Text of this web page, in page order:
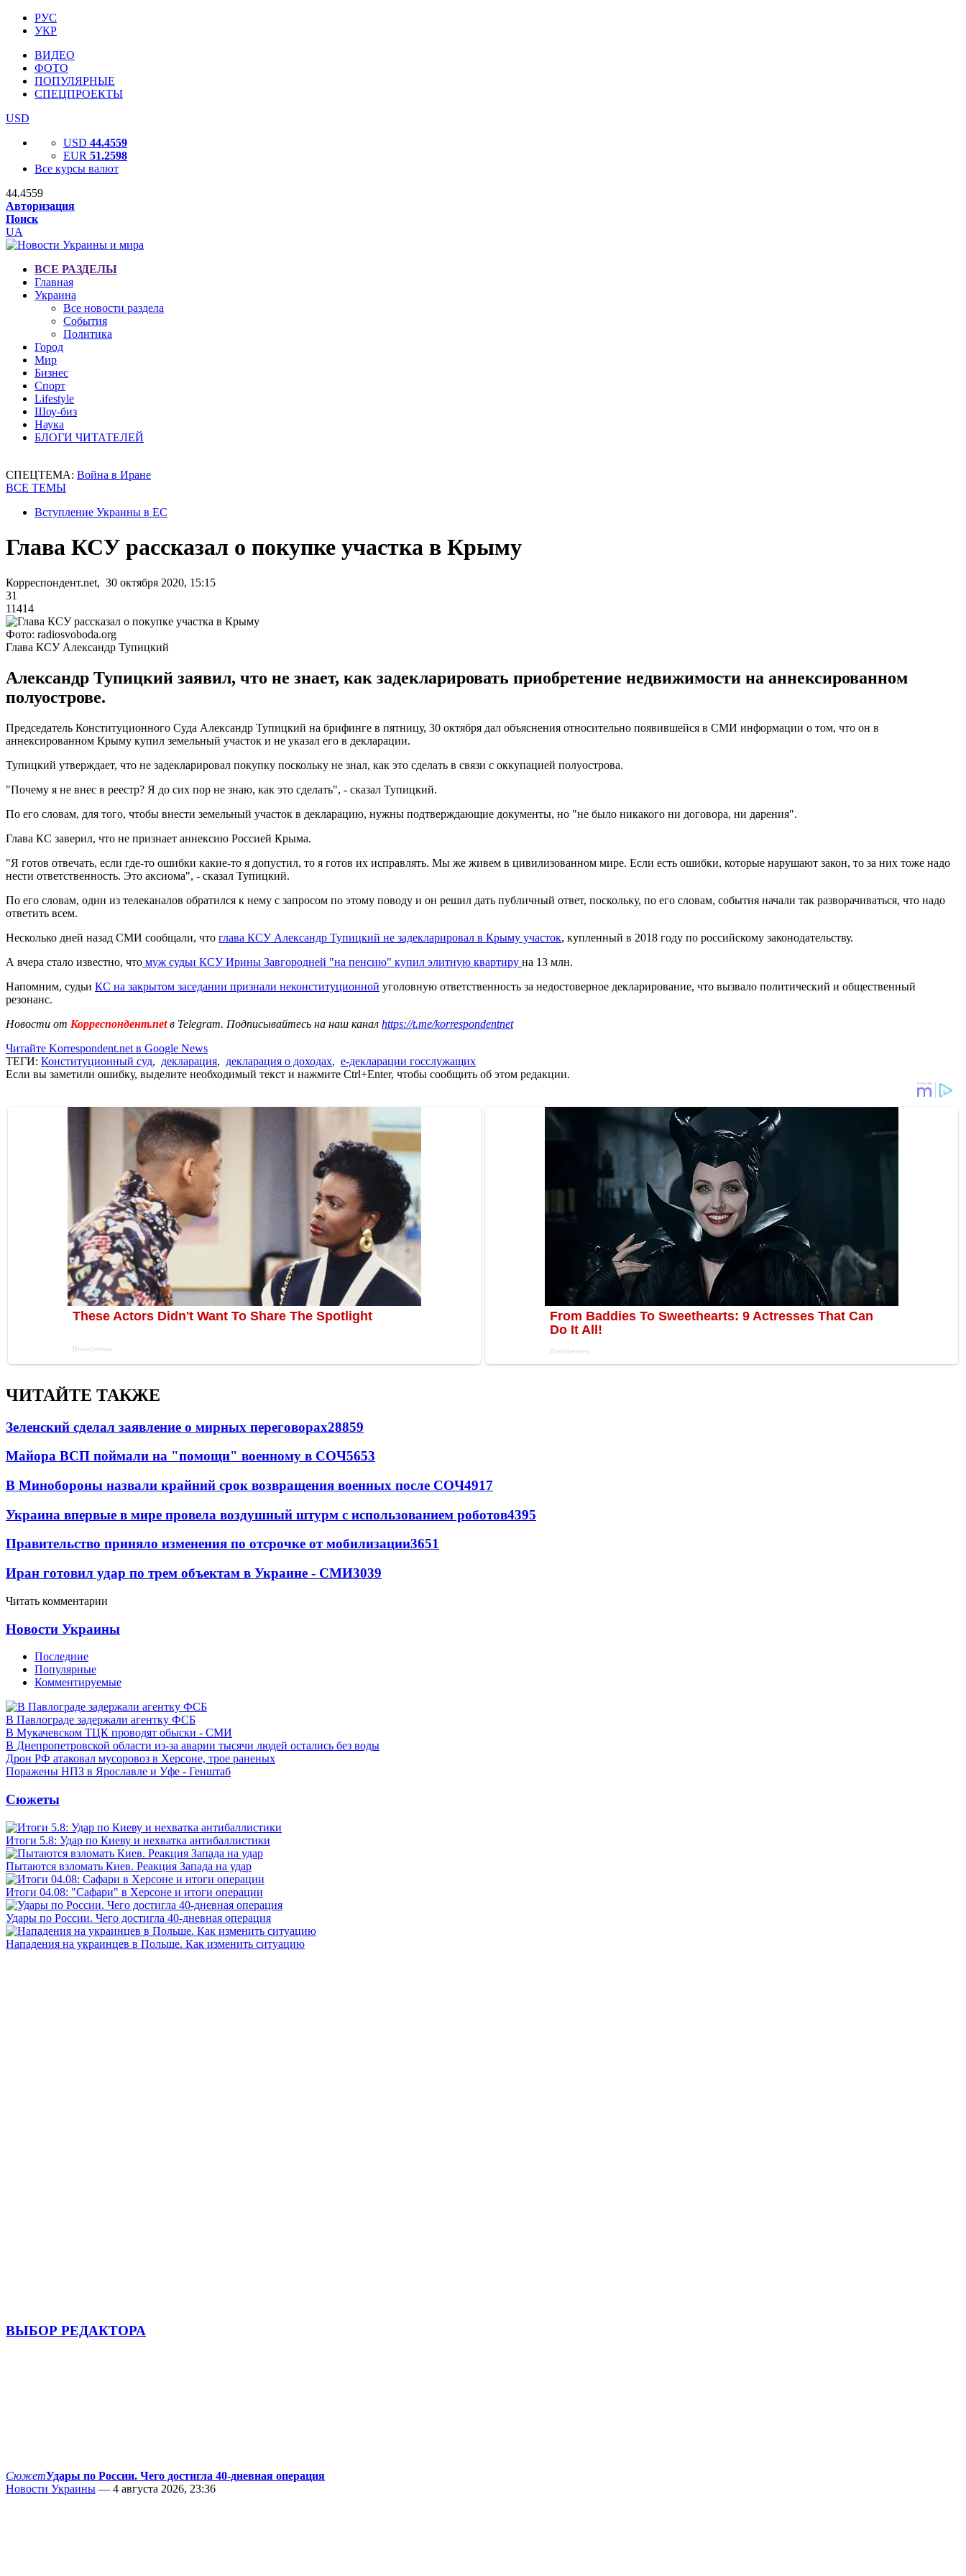
РУС
УКР
ВИДЕО
ФОТО
ПОПУЛЯРНЫЕ
СПЕЦПРОЕКТЫ
USD
USD 44.4559
EUR 51.2598
Все курсы валют
44.4559
Авторизация
Поиск
UA
ВСЕ РАЗДЕЛЫ
Главная
Украина
Все новости раздела
События
Политика
Город
Мир
Бизнес
Спорт
Lifestyle
Шоу-биз
Наука
БЛОГИ ЧИТАТЕЛЕЙ
СПЕЦТЕМА: Война в Иране
ВСЕ ТЕМЫ
Вступление Украины в ЕС
Глава КСУ рассказал о покупке участка в Крыму
Корреспондент.net, 30 октября 2020, 15:15
31
11414
Фото: radiosvoboda.org
Глава КСУ Александр Тупицкий
Александр Тупицкий заявил, что не знает, как задекларировать приобретение недвижимости на аннексированном
полуострове.
Председатель Конституционного Суда Александр Тупицкий на брифинге в пятницу, 30 октября дал объяснения относительно появившейся в СМИ информации о том, что он в
аннексированном Крыму купил земельный участок и не указал его в декларации.
Тупицкий утверждает, что не задекларировал покупку поскольку не знал, как это сделать в связи с оккупацией полуострова.
"Почему я не внес в реестр? Я до сих пор не знаю, как это сделать", - сказал Тупицкий.
По его словам, для того, чтобы внести земельный участок в декларацию, нужны подтверждающие документы, но "не было никакого ни договора, ни дарения".
Глава КС заверил, что не признает аннексию Россией Крыма.
"Я готов отвечать, если где-то ошибки какие-то я допустил, то я готов их исправлять. Мы же живем в цивилизованном мире. Если есть ошибки, которые нарушают закон, то за них тоже надо
нести ответственность. Это аксиома", - сказал Тупицкий.
По его словам, один из телеканалов обратился к нему с запросом по этому поводу и он решил дать публичный ответ, поскольку, по его словам, события начали так разворачиваться, что надо
ответить всем.
Несколько дней назад СМИ сообщали, что глава КСУ Александр Тупицкий не задекларировал в Крыму участок, купленный в 2018 году по российскому законодательству.
А вчера стало известно, что муж судьи КСУ Ирины Завгородней "на пенсию" купил элитную квартиру на 13 млн.
Напомним, судьи КС на закрытом заседании признали неконституционной уголовную ответственность за недостоверное декларирование, что вызвало политический и общественный
резонанс.
Новости от Корреспондент.netв Telegram. Подписывайтесь на наш канал https://t.me/korrespondentnet
Читайте Korrespondent.net в Google News
ТЕГИ: Конституционный суд, декларация, декларация о доходах, е-декларации госслужащих
Если вы заметили ошибку, выделите необходимый текст и нажмите Ctrl+Enter, чтобы сообщить об этом редакции.
ЧИТАЙТЕ ТАКЖЕ
Зеленский сделал заявление о мирных переговорах28859
Майора ВСП поймали на "помощи" военному в СОЧ5653
В Минобороны назвали крайний срок возвращения военных после СОЧ4917
Украина впервые в мире провела воздушный штурм с использованием роботов4395
Правительство приняло изменения по отсрочке от мобилизации3651
Иран готовил удар по трем объектам в Украине - СМИ3039
Читать комментарии
Новости Украины
Последние
Популярные
Комментируемые
В Павлограде задержали агентку ФСБ
В Мукачевском ТЦК проводят обыски - СМИ
В Днепропетровской области из-за аварии тысячи людей остались без воды
Дрон РФ атаковал мусоровоз в Херсоне, трое раненых
Поражены НПЗ в Ярославле и Уфе - Генштаб
Сюжеты
Итоги 5.8: Удар по Киеву и нехватка антибаллистики
Пытаются взломать Киев. Реакция Запада на удар
Итоги 04.08: "Сафари" в Херсоне и итоги операции
Удары по России. Чего достигла 40-дневная операция
Нападения на украинцев в Польше. Как изменить ситуацию
ВЫБОР РЕДАКТОРА
СюжетУдары по России. Чего достигла 40-дневная операция
Новости Украины — 4 августа 2026, 23:36